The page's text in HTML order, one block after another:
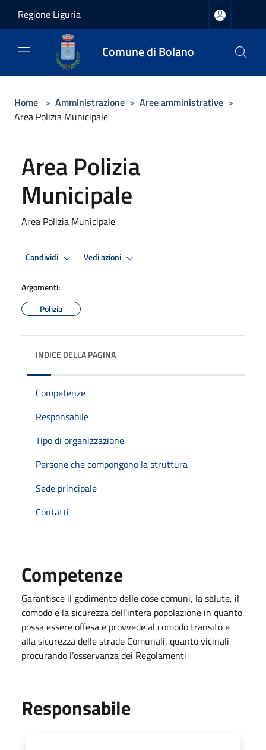
Regione Liguria
Comune di Bolano
Home > Amministrazione > Aree amministrative >
Area Polizia Municipale
Area Polizia
Municipale
Area Polizia Municipale
Condividi Vedi azioni
Argomenti:
Polizia
INDICE DELLA PAGINA
Competenze
Responsabile
Tipo di organizzazione
Persone che compongono la struttura
Sede principale
Contatti
Competenze
Garantisce il godimento delle cose comuni, la salute, il
comodo e la sicurezza dell’intera popolazione in quanto
possa essere offesa e provvede al comodo transito e
alla sicurezza delle strade Comunali, quanto vicinali
procurando l’osservanza dei Regolamenti
Responsabile